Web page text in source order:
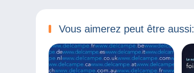
Vous aimerez peut être aussi: